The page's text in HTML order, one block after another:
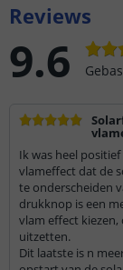
Reviews
9.6
Ik was heel
vlameffect dat de
te onderscheiden
drukknop is een
vlam effect
uitzetten.
Dit laatste is n